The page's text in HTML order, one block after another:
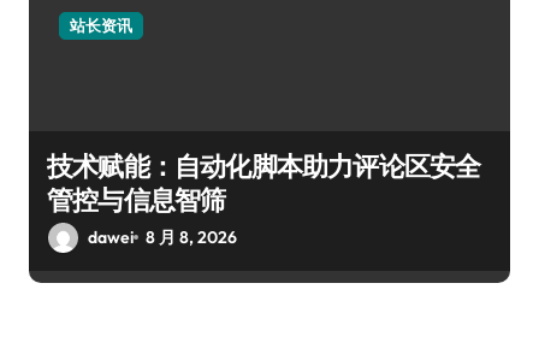
站长资讯
技术赋能：自动化脚本助力评论区安全
管控与信息智筛
dawei 8 月 8, 2026